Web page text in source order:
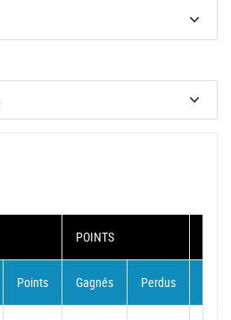
POINTS
Points Gagnés Perdus